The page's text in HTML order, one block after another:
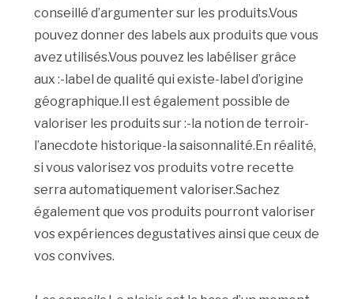
conseillé d’argumenter sur les produits.Vous
pouvez donner des labels aux produits que vous
avez utilisés.Vous pouvez les labéliser grâce
aux :-label de qualité qui existe-label d’origine
géographique.Il est également possible de
valoriser les produits sur :-la notion de terroir-
l’anecdote historique-la saisonnalité.En réalité,
si vous valorisez vos produits votre recette
serra automatiquement valoriser.Sachez
également que vos produits pourront valoriser
vos expériences degustatives ainsi que ceux de
vos convives.